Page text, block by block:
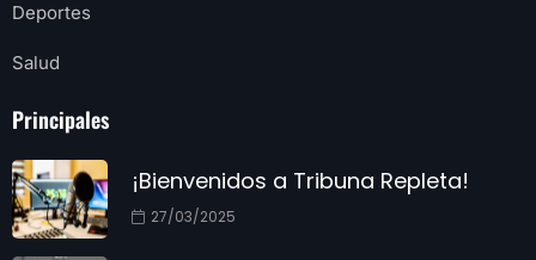
Deportes
Salud
Principales
¡Bienvenidos a Tribuna Repleta!
27/03/2025